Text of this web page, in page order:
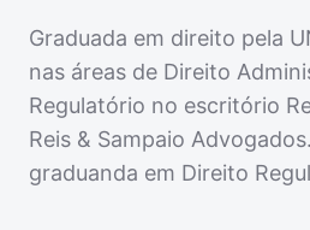
Graduada em direito pela
nas áreas de Direito
Regulatório no escritório
Reis & Sampaio
graduanda em Direito